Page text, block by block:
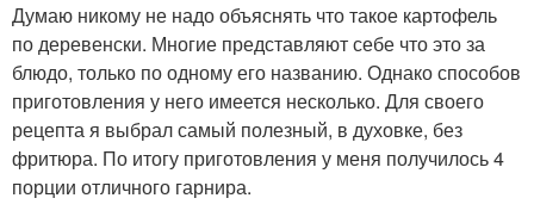
Думаю никому не надо объяснять что такое картофель
по деревенски. Многие представляют себе что это за
блюдо, только по одному его названию. Однако способов
приготовления у него имеется несколько. Для своего
рецепта я выбрал самый полезный, в духовке, без
фритюра. По итогу приготовления у меня получилось 4
порции отличного гарнира.